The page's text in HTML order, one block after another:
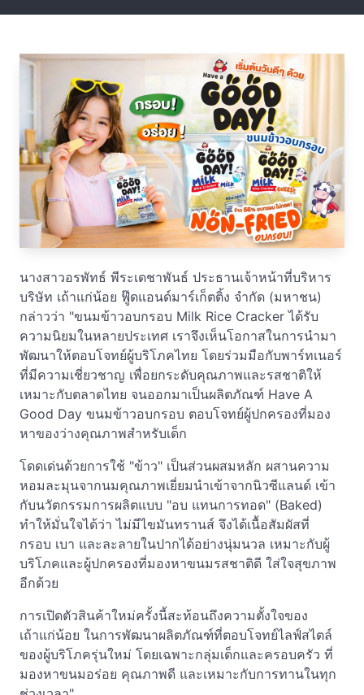
นางสาวอรพัทธ์ พีระเดชาพันธ์ ประธานเจ้าหน้าที่บริหาร
บริษัท เถ้าแก่น้อย ฟู๊ดแอนด์มาร์เก็ตติ้ง จำกัด (มหาชน)
กล่าวว่า "ขนมข้าวอบกรอบ Milk Rice Cracker ได้รับ
ความนิยมในหลายประเทศ เราจึงเห็นโอกาสในการนำมา
พัฒนาให้ตอบโจทย์ผู้บริโภคไทย โดยร่วมมือกับพาร์ทเนอร์
ที่มีความเชี่ยวชาญ เพื่อยกระดับคุณภาพและรสชาติให้
เหมาะกับตลาดไทย จนออกมาเป็นผลิตภัณฑ์ Have A
Good Day ขนมข้าวอบกรอบ ตอบโจทย์ผู้ปกครองที่มอง
หาของว่างคุณภาพสำหรับเด็ก
โดดเด่นด้วยการใช้ "ข้าว" เป็นส่วนผสมหลัก ผสานความ
หอมละมุนจากนมคุณภาพเยี่ยมนำเข้าจากนิวซีแลนด์ เข้า
กับนวัตกรรมการผลิตแบบ "อบ แทนการทอด" (Baked)
ทำให้มั่นใจได้ว่า ไม่มีไขมันทรานส์ จึงได้เนื้อสัมผัสที่
กรอบ เบา และละลายในปากได้อย่างนุ่มนวล เหมาะกับผู้
บริโภคและผู้ปกครองที่มองหาขนมรสชาติดี ใส่ใจสุขภาพ
อีกด้วย
การเปิดตัวสินค้าใหม่ครั้งนี้สะท้อนถึงความตั้งใจของ
เถ้าแก่น้อย ในการพัฒนาผลิตภัณฑ์ที่ตอบโจทย์ไลฟ์สไตล์
ของผู้บริโภครุ่นใหม่ โดยเฉพาะกลุ่มเด็กและครอบครัว ที่
มองหาขนมอร่อย คุณภาพดี และเหมาะกับการทานในทุก